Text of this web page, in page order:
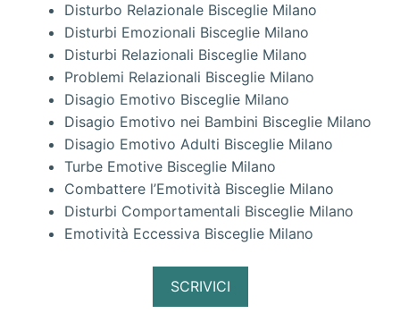
Disturbo Relazionale Bisceglie Milano
Disturbi Emozionali Bisceglie Milano
Disturbi Relazionali Bisceglie Milano
Problemi Relazionali Bisceglie Milano
Disagio Emotivo Bisceglie Milano
Disagio Emotivo nei Bambini Bisceglie Milano
Disagio Emotivo Adulti Bisceglie Milano
Turbe Emotive Bisceglie Milano
Combattere l’Emotività Bisceglie Milano
Disturbi Comportamentali Bisceglie Milano
Emotività Eccessiva Bisceglie Milano
SCRIVICI